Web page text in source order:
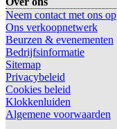
Neem contact met ons op
Ons verkoopnetwerk
Beurzen & evenementen
Bedrijfsinformatie
Sitemap
Privacybeleid
Cookies beleid
Klokkenluiden
Algemene voorwaarden